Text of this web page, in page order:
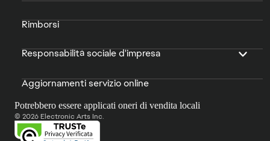
Rimborsi
Responsabilità sociale d'impresa
Aggiornamenti servizio online
Potrebbero essere applicati oneri di vendita locali
© 2026 Electronic Arts Inc.